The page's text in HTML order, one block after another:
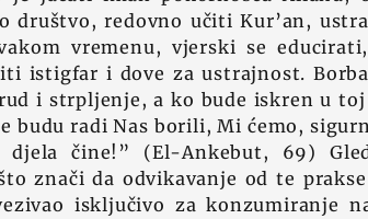
društvo, redovno učiti Kur’an,
vremenu, vjerski se
istigfar i dove za ustrajnost.
i strpljenje, a ko bude iskren u
budu radi Nas borili, Mi ćemo,
djela čine!” (El-Ankebut, 69)
znači da odvikavanje od te
isključivo za konzumiranje